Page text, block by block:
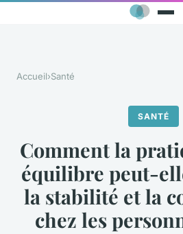
Accueil›Santé
SANTÉ
Comment la
équilibre peut-
la stabilité et la
chez les